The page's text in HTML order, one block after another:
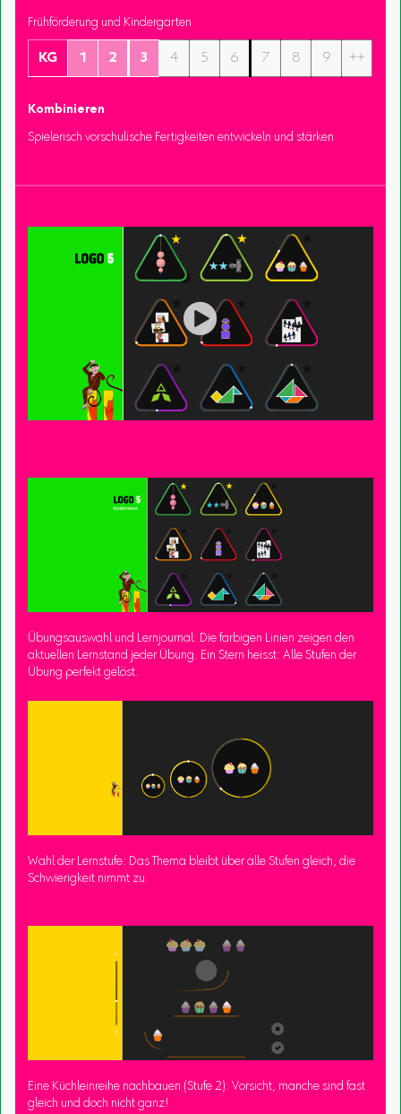
Frühförderung und Kindergarten
KG 1 2 3 4 5 6 7 8 9 ++
Kombinieren
Spielerisch vorschulische Fertigkeiten entwickeln und stärken

Übungsauswahl und Lernjournal: Die farbigen Linien zeigen den
aktuellen Lernstand jeder Übung. Ein Stern heisst: Alle Stufen der
Übung perfekt gelöst.
Wahl der Lernstufe: Das Thema bleibt über alle Stufen gleich, die
Schwierigkeit nimmt zu.
Eine Küchleinreihe nachbauen (Stufe 2): Vorsicht, manche sind fast
gleich und doch nicht ganz!